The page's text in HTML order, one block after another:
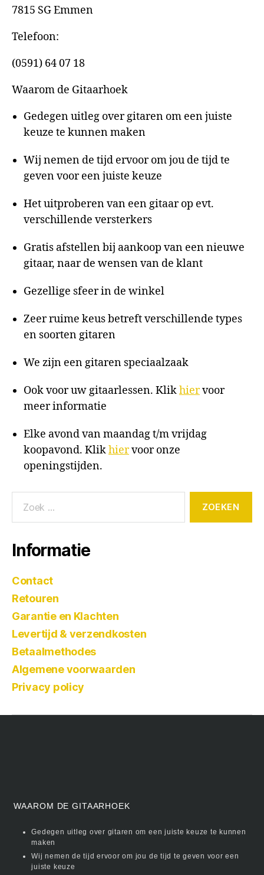
7815 SG Emmen
Telefoon:
(0591) 64 07 18
Waarom de Gitaarhoek
Gedegen uitleg over gitaren om een juiste
keuze te kunnen maken
Wij nemen de tijd ervoor om jou de tijd te
geven voor een juiste keuze
Het uitproberen van een gitaar op evt.
verschillende versterkers
Gratis afstellen bij aankoop van een nieuwe
gitaar, naar de wensen van de klant
Gezellige sfeer in de winkel
Zeer ruime keus betreft verschillende types
en soorten gitaren
We zijn een gitaren speciaalzaak
Ook voor uw gitaarlessen. Klikhiervoor
meer informatie
Elke avond van maandag t/m vrijdag
koopavond. Klikhiervoor onze
openingstijden.
Informatie
Contact
Retouren
Garantie en Klachten
Levertijd & verzendkosten
Betaalmethodes
Algemene voorwaarden
Privacy policy
WAAROM DE GITAARHOEK
Gedegen uitleg over gitaren om een juiste keuze te kunnen
maken
Wij nemen de tijd ervoor om jou de tijd te geven voor een
juiste keuze